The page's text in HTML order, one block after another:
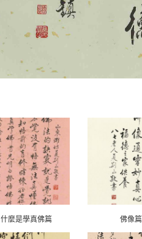
什麼是學真佛篇 佛像篇